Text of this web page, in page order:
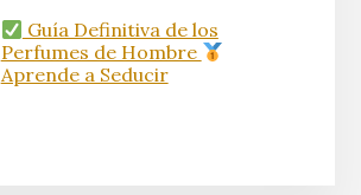
Guía Definitiva de los
Perfumes de Hombre
Aprende a Seducir